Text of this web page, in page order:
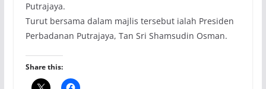
Putrajaya.
Turut bersama dalam majlis tersebut ialah Presiden
Perbadanan Putrajaya, Tan Sri Shamsudin Osman.
Share this: